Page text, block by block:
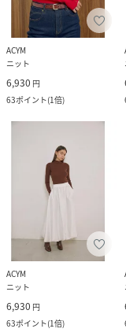
ACYM
ニット
6,930 円
63ポイント(1倍)
ACYM
ニット
6,930 円
63ポイント(1倍)